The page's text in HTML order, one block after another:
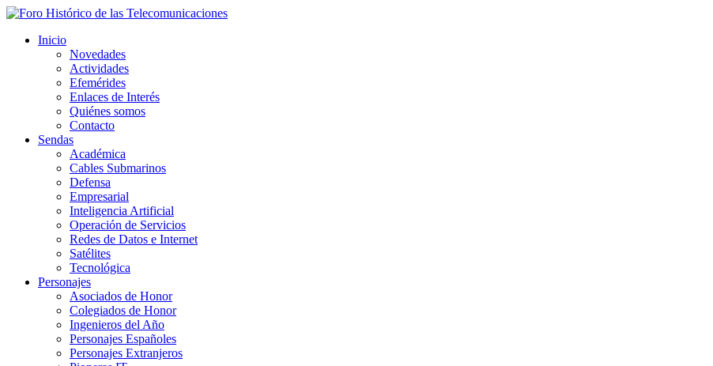
Inicio
Novedades
Actividades
Efemérides
Enlaces de Interés
Quiénes somos
Contacto
Sendas
Académica
Cables Submarinos
Defensa
Empresarial
Inteligencia Artificial
Operación de Servicios
Redes de Datos e Internet
Satélites
Tecnológica
Personajes
Asociados de Honor
Colegiados de Honor
Ingenieros del Año
Personajes Españoles
Personajes Extranjeros